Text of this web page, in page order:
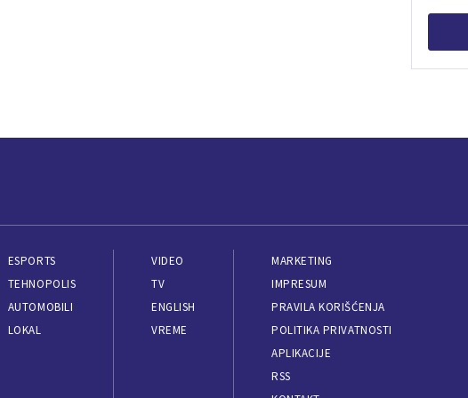
ESPORTS
TEHNOPOLIS
AUTOMOBILI
LOKAL
VIDEO
TV
ENGLISH
VREME
MARKETING
IMPRESUM
PRAVILA KORIŠĆENJA
POLITIKA PRIVATNOSTI
APLIKACIJE
RSS